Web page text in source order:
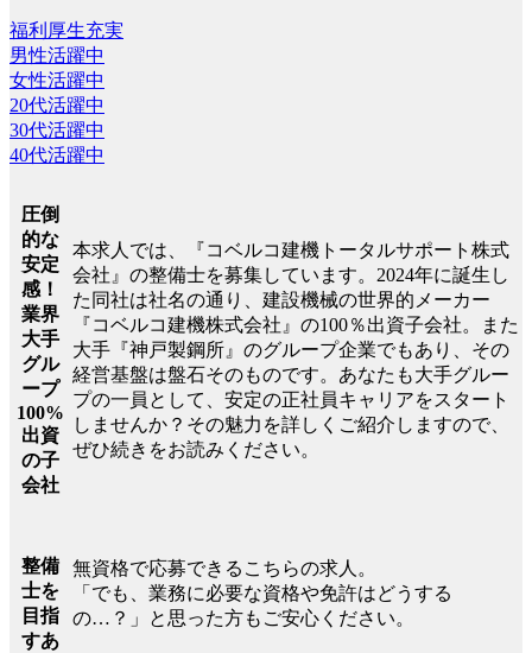
福利厚生充実
男性活躍中
女性活躍中
20代活躍中
30代活躍中
40代活躍中
圧倒
的な
安定
感！
業界
大手
グル
ープ
100%
出資
の子
会社
本求人では、『コベルコ建機トータルサポート株式
会社』の整備士を募集しています。2024年に誕生し
た同社は社名の通り、建設機械の世界的メーカー
『コベルコ建機株式会社』の100％出資子会社。また
大手『神戸製鋼所』のグループ企業でもあり、その
経営基盤は盤石そのものです。あなたも大手グルー
プの一員として、安定の正社員キャリアをスタート
しませんか？その魅力を詳しくご紹介しますので、
ぜひ続きをお読みください。
整備
士を
目指
すあ
無資格で応募できるこちらの求人。
「でも、業務に必要な資格や免許はどうする
の…？」と思った方もご安心ください。